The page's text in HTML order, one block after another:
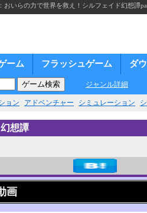
いらの力で世界を救え！シルフェイド幻想譚
ーム フラッシュゲーム ダ
ジャンル詳細
ョン アドベンチャー シミュレーション
想譚
画